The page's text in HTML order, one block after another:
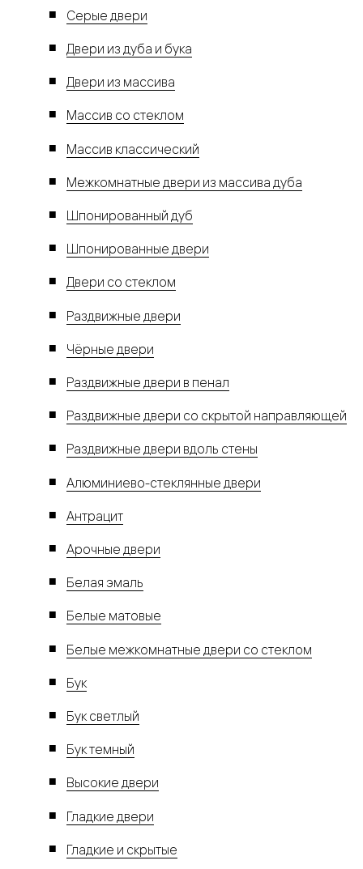
Серые двери
Двери из дуба и бука
Двери из массива
Массив со стеклом
Массив классический
Межкомнатные двери из массива дуба
Шпонированный дуб
Шпонированные двери
Двери со стеклом
Раздвижные двери
Чёрные двери
Раздвижные двери в пенал
Раздвижные двери со скрытой направляющей
Раздвижные двери вдоль стены
Алюминиево-стеклянные двери
Антрацит
Арочные двери
Белая эмаль
Белые матовые
Белые межкомнатные двери со стеклом
Бук
Бук светлый
Бук темный
Высокие двери
Гладкие двери
Гладкие и скрытые